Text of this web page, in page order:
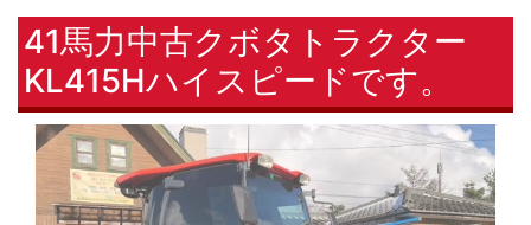
41馬力中古クボタトラクター
KL415Hハイスピードです。